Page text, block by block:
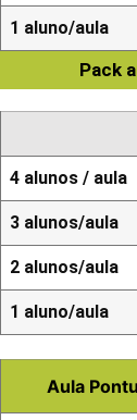
1 aluno/aula
Pack
4 alunos / aula
3 alunos/aula
2 alunos/aula
1 aluno/aula
Aula